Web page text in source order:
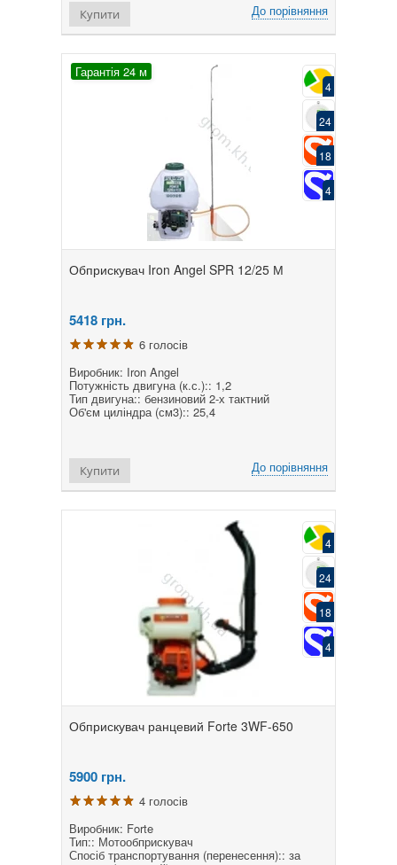
До порівняння
Купити
Гарантія 24 м
4
24
18
4
Обприскувач Iron Angel SPR 12/25 М
5418 грн.
6 голосів
Виробник: Iron Angel
Потужність двигуна (к.с.):: 1,2
Тип двигуна:: бензиновий 2-х тактний
Об'єм циліндра (см3):: 25,4
До порівняння
Купити
4
24
18
4
Обприскувач ранцевий Forte 3WF-650
5900 грн.
4 голосів
Виробник: Forte
Тип:: Мотообприскувач
Спосіб транспортування (перенесення):: за